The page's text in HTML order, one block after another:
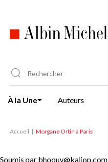
principal
À la Une Auteurs
Accueil Morgane Ortin à Paris
Soumis par bhoquy@kaliop.com